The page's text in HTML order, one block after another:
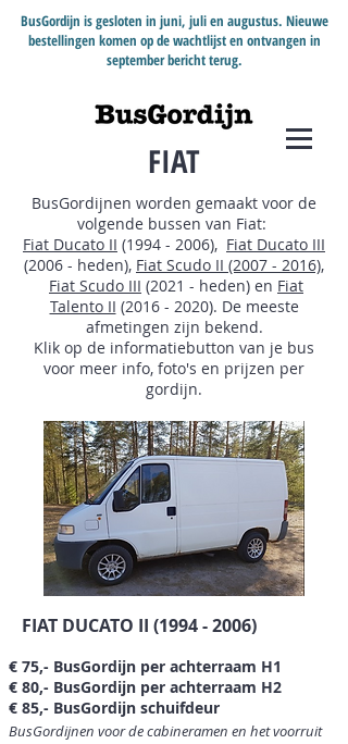
BusGordijn is gesloten in juni, juli en augustus. Nieuwe
bestellingen komen op de wachtlijst en ontvangen in
september bericht terug.
FIAT
BusGordijnen worden gemaakt voor de
volgende bussen van Fiat:
Fiat Ducato II (1994 - 2006), Fiat Ducato III
(2006 - heden), Fiat Scudo II (2007 - 2016),
Fiat Scudo III (2021 - heden) en Fiat
Talento II (2016 - 2020). De meeste
afmetingen zijn bekend.
Klik op de informatiebutton van je bus
voor meer info, foto's en prijzen per
gordijn.
FIAT DUCATO II (1994 - 2006)
€ 75,- BusGordijn per achterraam H1
€ 80,- BusGordijn per achterraam H2
€ 85,- BusGordijn schuifdeur
BusGordijnen voor de cabineramen en het voorruit